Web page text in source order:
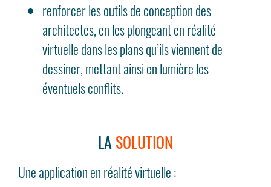
renforcer les outils de conception des
architectes, en les plongeant en réalité
virtuelle dans les plans qu’ils viennent de
dessiner, mettant ainsi en lumière les
éventuels conflits.
LASOLUTION
Une application en réalité virtuelle :